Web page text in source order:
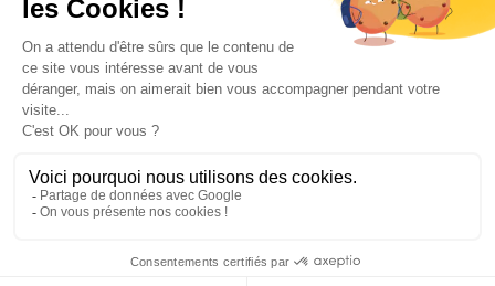
Suspensions Land Rover : confort,
charge et capacités off-road
Un Land Rover bien préparé doit encaisser aussi
bien les kilomètres d'autoroute que les pistes
défoncées. Nos solutions de suspension
chargée, remorquage, franchissement pur ou
voyage longue distance. On y retrouve les
réhausse +5 cm et +7,5 cm, ainsi que les